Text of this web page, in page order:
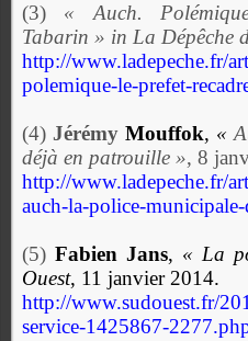
(3) « Auch.
Tabarin » in La Dépêche
http://www.ladepeche.fr/
polemique-le-prefet-
(4) Jérémy Mouffok, «
déjà en patrouille », 8
http://www.ladepeche.fr/
auch-la-police-
(5) Fabien Jans, « La
Ouest, 11 janvier 2014.
http://www.sudouest.fr/
service-1425867-